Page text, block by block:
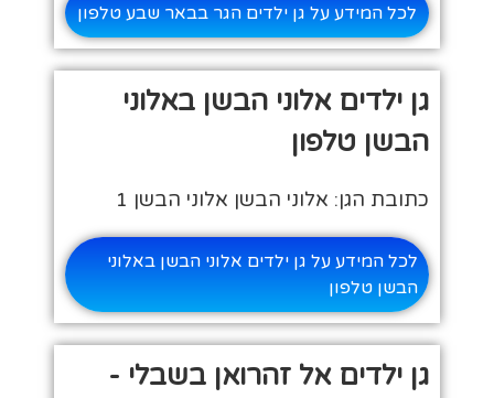
לכל המידע על גן ילדים הגר בבאר שבע טלפון
גן ילדים אלוני הבשן באלוני
הבשן טלפון
כתובת הגן: אלוני הבשן אלוני הבשן 1
לכל המידע על גן ילדים אלוני הבשן באלוני
הבשן טלפון
גן ילדים אל זהרואן בשבלי -